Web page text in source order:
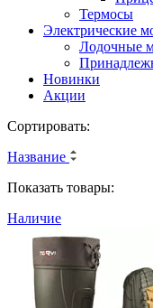
Термосы
Электрические
Лодочные
Новинки
Акции
Сортировать:
Название
Показать товары:
Наличие